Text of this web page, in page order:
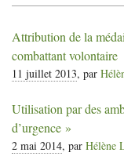
Attribution de la
combattant volontaire
11 juillet 2013, par
Utilisation par des
d’urgence »
2 mai 2014, par Hélène